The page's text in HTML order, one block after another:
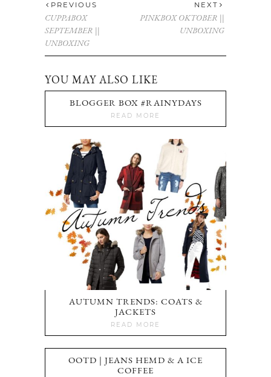
PREVIOUS
CUPPABOX
SEPTEMBER ||
UNBOXING
NEXT
PINKBOX OKTOBER ||
UNBOXING
YOU MAY ALSO LIKE
BLOGGER BOX #RAINYDAYS
READ MORE
AUTUMN TRENDS: COATS &
JACKETS
READ MORE
OOTD | JEANS HEMD & A ICE
COFFEE